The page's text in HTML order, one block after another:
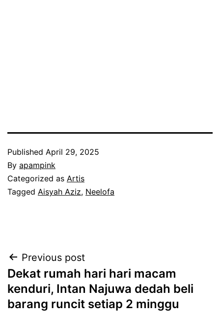
Published April 29, 2025
By apampink
Categorized as Artis
Tagged Aisyah Aziz, Neelofa
Post
navigation
Previous post
Dekat rumah hari hari macam
kenduri, Intan Najuwa dedah beli
barang runcit setiap 2 minggu